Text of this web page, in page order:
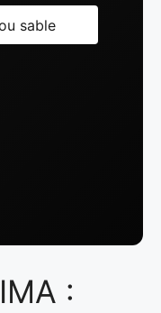
sable
: